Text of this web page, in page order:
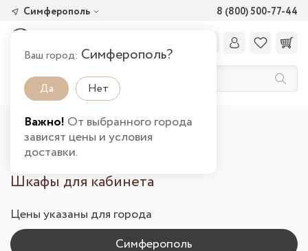
8 (800) 500-77-44
Симферополь
Ваш город: Симферополь?
Да Нет
Важно! От выбранного города
зависят цены и условия
доставки.
Главная Каталог товаров
Офис
Шкафы и стеллажи в Симферополе
Шкафы для кабинета
Цены указаны для города